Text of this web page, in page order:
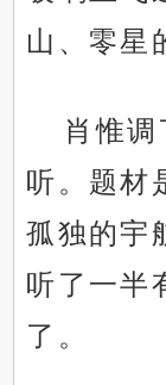
山、零星
肖惟
听。题材
孤独的宇
听了一半
了。